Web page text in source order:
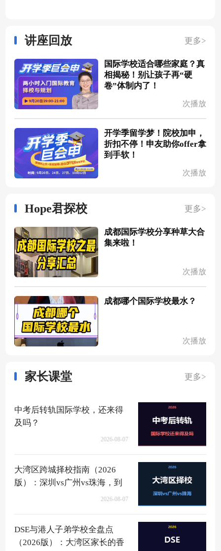
讲座回放 更多>
国际学校适合哪些家庭？真
相揭秘！别让孩子再“硬
卷”体制内了！
次播放
开学季留学梦！院校加申，
折扣不停！申友助你offer拿
到手软！
次播放
Hope君探校 更多>
成都国际学校分享种草大合
集来啦！
次播放
成都哪个国际学校最水？
次播放
家长课堂 更多>
中考后转轨国际学校，还来得
及吗？
2026-08-07
大湾区跨城择校指南（2026
版）：深圳vs广州vs珠海，到
2026-08-07
DSE与港人子弟学校全盘点
（2026版）：大湾区家长的香